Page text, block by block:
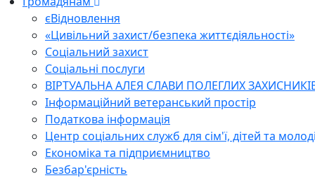
єВідновлення
«Цивільний захист/безпека життєдіяльності»
Соціальний захист
Соціальні послуги
ВІРТУАЛЬНА АЛЕЯ СЛАВИ ПОЛЕГЛИХ
Інформаційний ветеранський простір
Податкова інформація
Центр соціальних служб для сім'ї, дітей та
Економіка та підприємництво
Безбар'єрність